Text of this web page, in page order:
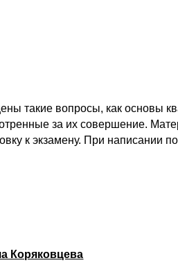
такие вопросы, как основы
за их совершение.
к экзамену. При написании
Коряковцева